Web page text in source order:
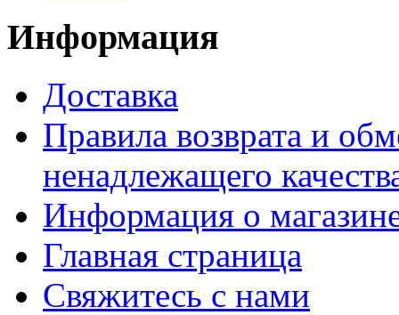
Информация
Доставка
Правила возврата и
ненадлежащего
Информация о
Главная страница
Свяжитесь с нами